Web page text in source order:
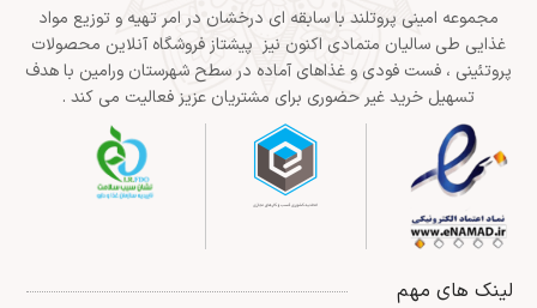
مجموعه امینی پروتلند با سابقه ای درخشان در امر تهیه و توزیع مواد
غذایی طی سالیان متمادی اکنون نیز پیشتاز فروشگاه آنلاین محصولات
پروتئینی ، فست فودی و غذاهای آماده در سطح شهرستان ورامین با هدف
تسهیل خرید غیر حضوری برای مشتریان عزیز فعالیت می کند .
لینک های مهم